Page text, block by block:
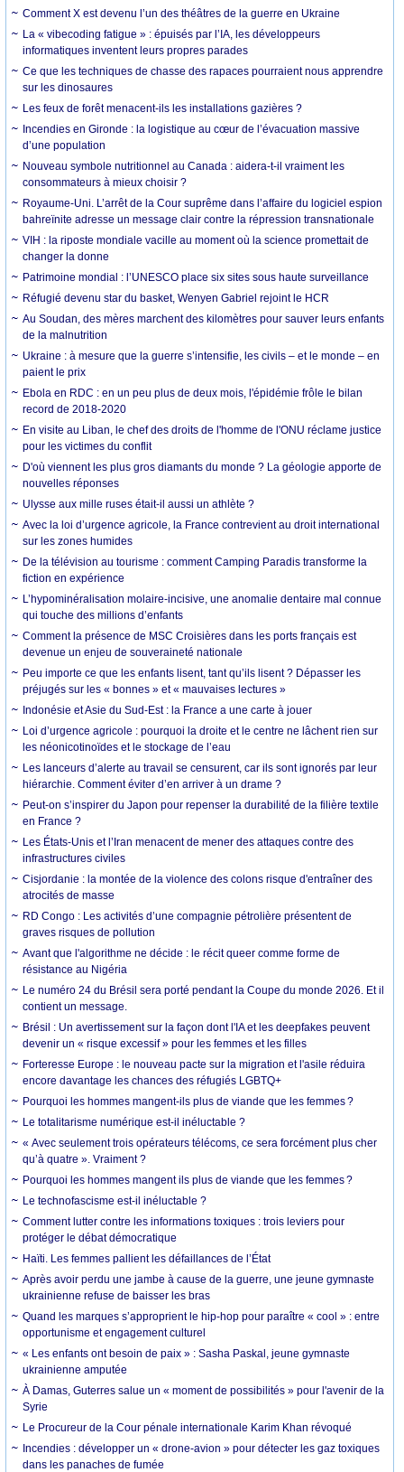
Comment X est devenu l’un des théâtres de la guerre en Ukraine
La « vibecoding fatigue » : épuisés par l’IA, les développeurs
informatiques inventent leurs propres parades
Ce que les techniques de chasse des rapaces pourraient nous apprendre
sur les dinosaures
Les feux de forêt menacent-ils les installations gazières ?
Incendies en Gironde : la logistique au cœur de l’évacuation massive
d’une population
Nouveau symbole nutritionnel au Canada : aidera-t-il vraiment les
consommateurs à mieux choisir ?
Royaume-Uni. L’arrêt de la Cour suprême dans l’affaire du logiciel espion
bahreïnite adresse un message clair contre la répression transnationale
VIH : la riposte mondiale vacille au moment où la science promettait de
changer la donne
Patrimoine mondial : l’UNESCO place six sites sous haute surveillance
Réfugié devenu star du basket, Wenyen Gabriel rejoint le HCR
Au Soudan, des mères marchent des kilomètres pour sauver leurs enfants
de la malnutrition
Ukraine : à mesure que la guerre s’intensifie, les civils – et le monde – en
paient le prix
Ebola en RDC : en un peu plus de deux mois, l'épidémie frôle le bilan
record de 2018-2020
En visite au Liban, le chef des droits de l'homme de l'ONU réclame justice
pour les victimes du conflit
D'où viennent les plus gros diamants du monde ? La géologie apporte de
nouvelles réponses
Ulysse aux mille ruses était-il aussi un athlète ?
Avec la loi d’urgence agricole, la France contrevient au droit international
sur les zones humides
De la télévision au tourisme : comment Camping Paradis transforme la
fiction en expérience
L’hypominéralisation molaire-incisive, une anomalie dentaire mal connue
qui touche des millions d’enfants
Comment la présence de MSC Croisières dans les ports français est
devenue un enjeu de souveraineté nationale
Peu importe ce que les enfants lisent, tant qu’ils lisent ? Dépasser les
préjugés sur les « bonnes » et « mauvaises lectures »
Indonésie et Asie du Sud-Est : la France a une carte à jouer
Loi d’urgence agricole : pourquoi la droite et le centre ne lâchent rien sur
les néonicotinoïdes et le stockage de l’eau
Les lanceurs d’alerte au travail se censurent, car ils sont ignorés par leur
hiérarchie. Comment éviter d’en arriver à un drame ?
Peut-on s’inspirer du Japon pour repenser la durabilité de la filière textile
en France ?
Les États-Unis et l’Iran menacent de mener des attaques contre des
infrastructures civiles
Cisjordanie : la montée de la violence des colons risque d'entraîner des
atrocités de masse
RD Congo : Les activités d’une compagnie pétrolière présentent de
graves risques de pollution
Avant que l'algorithme ne décide : le récit queer comme forme de
résistance au Nigéria
Le numéro 24 du Brésil sera porté pendant la Coupe du monde 2026. Et il
contient un message.
Brésil : Un avertissement sur la façon dont l'IA et les deepfakes peuvent
devenir un « risque excessif » pour les femmes et les filles
Forteresse Europe : le nouveau pacte sur la migration et l'asile réduira
encore davantage les chances des réfugiés LGBTQ+
Pourquoi les hommes mangent-ils plus de viande que les femmes ?
Le totalitarisme numérique est-il inéluctable ?
« Avec seulement trois opérateurs télécoms, ce sera forcément plus cher
qu’à quatre ». Vraiment ?
Pourquoi les hommes mangent ils plus de viande que les femmes ?
Le technofascisme est-il inéluctable ?
Comment lutter contre les informations toxiques : trois leviers pour
protéger le débat démocratique
Haïti. Les femmes pallient les défaillances de l’État
Après avoir perdu une jambe à cause de la guerre, une jeune gymnaste
ukrainienne refuse de baisser les bras
Quand les marques s’approprient le hip-hop pour paraître « cool » : entre
opportunisme et engagement culturel
« Les enfants ont besoin de paix » : Sasha Paskal, jeune gymnaste
ukrainienne amputée
À Damas, Guterres salue un « moment de possibilités » pour l'avenir de la
Syrie
Le Procureur de la Cour pénale internationale Karim Khan révoqué
Incendies : développer un « drone-avion » pour détecter les gaz toxiques
dans les panaches de fumée